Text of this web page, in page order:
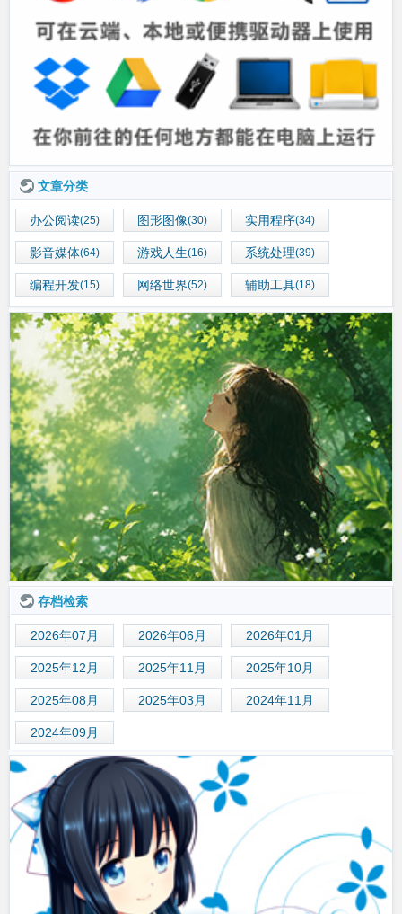
文章分类
办公阅读(25) 图形图像(30) 实用程序(34)
影音媒体(64) 游戏人生(16) 系统处理(39)
编程开发(15) 网络世界(52) 辅助工具(18)
存档检索
2026年07月 2026年06月 2026年01月
2025年12月 2025年11月 2025年10月
2025年08月 2025年03月 2024年11月
2024年09月